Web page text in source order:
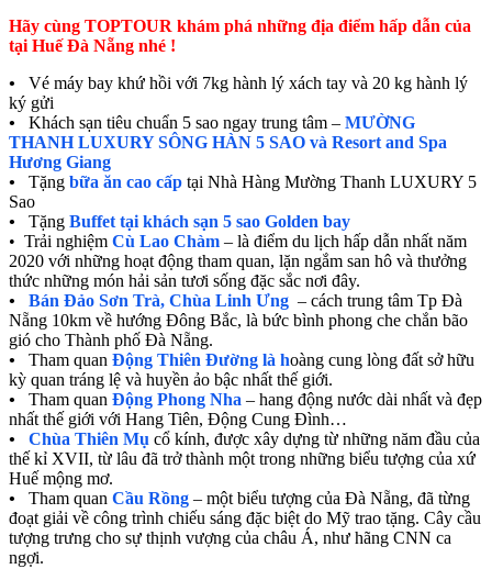
Hãy cùng TOPTOUR khám phá những địa điểm hấp dẫn của
tại Huế Đà Nẵng nhé !
•
Vé máy bay khứ hồi với 7kg hành lý xách tay và 20 kg hành lý
ký gửi
•
Khách sạn tiêu chuẩn 5 sao ngay trung tâm – MƯỜNG
THANH LUXURY SÔNG HÀN 5 SAO và Resort and Spa
Hương Giang
•
Tặng bữa ăn cao cấp tại Nhà Hàng Mường Thanh LUXURY 5
Sao
•
Tặng Buffet tại khách sạn 5 sao Golden bay
• Trải nghiệm Cù Lao Chàm – là điểm du lịch hấp dẫn nhất năm
2020 với những hoạt động tham quan, lặn ngắm san hô và thưởng
thức những món hải sản tươi sống đặc sắc nơi đây.
•
Bán Đảo Sơn Trà, Chùa Linh Ưng – cách trung tâm Tp Đà
Nẵng 10km về hướng Đông Bắc, là bức bình phong che chắn bão
gió cho Thành phố Đà Nẵng.
•
Tham quan Động Thiên Đường là hoàng cung lòng đất sở hữu
kỳ quan tráng lệ và huyền ảo bậc nhất thế giới.
•
Tham quan Động Phong Nha – hang động nước dài nhất và đẹp
nhất thế giới với Hang Tiên, Động Cung Đình…
•
Chùa Thiên Mụ cổ kính, được xây dựng từ những năm đầu của
thế kỉ XVII, từ lâu đã trở thành một trong những biểu tượng của xứ
Huế mộng mơ.
•
Tham quan Cầu Rồng – một biểu tượng của Đà Nẵng, đã từng
đoạt giải về công trình chiếu sáng đặc biệt do Mỹ trao tặng. Cây cầu
tượng trưng cho sự thịnh vượng của châu Á, như hãng CNN ca
ngợi.